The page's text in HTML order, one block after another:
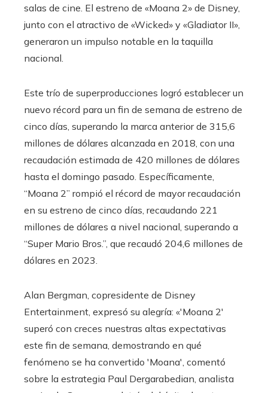
salas de cine. El estreno de «Moana 2» de Disney,
junto con el atractivo de «Wicked» y «Gladiator II»,
generaron un impulso notable en la taquilla
nacional.
Este trío de superproducciones logró establecer un
nuevo récord para un fin de semana de estreno de
cinco días, superando la marca anterior de 315,6
millones de dólares alcanzada en 2018, con una
recaudación estimada de 420 millones de dólares
hasta el domingo pasado. Específicamente,
“Moana 2” rompió el récord de mayor recaudación
en su estreno de cinco días, recaudando 221
millones de dólares a nivel nacional, superando a
“Super Mario Bros.”, que recaudó 204,6 millones de
dólares en 2023.
Alan Bergman, copresidente de Disney
Entertainment, expresó su alegría: «'Moana 2'
superó con creces nuestras altas expectativas
este fin de semana, demostrando en qué
fenómeno se ha convertido 'Moana', comentó
sobre la estrategia Paul Dergarabedian, analista